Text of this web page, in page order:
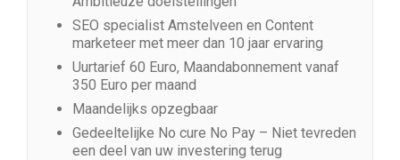
SEO specialist Amstelveen en Content
marketeer met meer dan 10 jaar ervaring
Uurtarief 60 Euro, Maandabonnement vanaf
350 Euro per maand
Maandelijks opzegbaar
Gedeeltelijke No cure No Pay – Niet tevreden
een deel van uw investering terug